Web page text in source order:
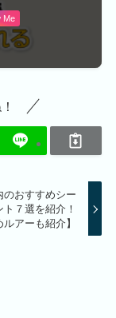
Me
のおすすめシー
７選を紹介！
ルアーも紹介】